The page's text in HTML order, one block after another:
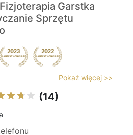
Garstka
Sprzętu
Pokaż więcej >>
(14)